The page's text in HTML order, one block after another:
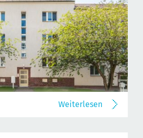
Weiterlesen